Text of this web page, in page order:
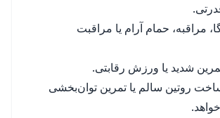
مراقبه، حمام آرام یا مراقبت
شدید یا ورزش رقابتی.
روتین سالم یا تمرین توان‌بخشی